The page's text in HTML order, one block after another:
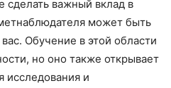
сделать важный вклад в
может быть
Обучение в этой области
но оно также открывает
исследования и